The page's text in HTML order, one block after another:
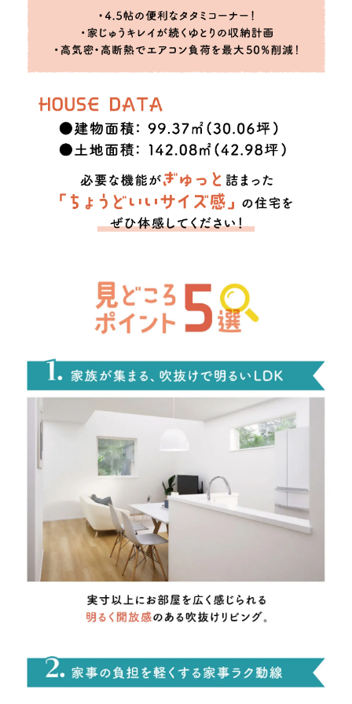
マチリブ不動産
アットホーム
山陰不動産ナビ
チラシ
ポスティング
新聞折込
Instagram
LINE
YouTube
X(Twitter)
Google
Yahoo!
Facebook
Instagram
LINE
YouTube
TikiTok
X(Twitter)
工事現場